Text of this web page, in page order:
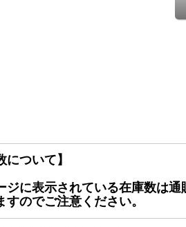
について】
ジに表示されている在庫数は
すのでご注意ください。